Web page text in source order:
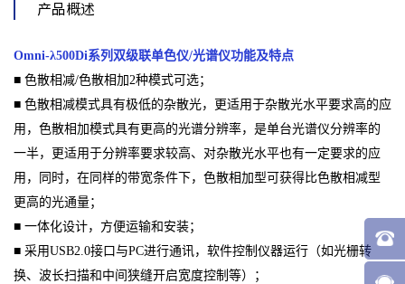
产品概述
Omni-λ500Di系列双级联单色仪/光谱仪功能及特点
■ 色散相减/色散相加2种模式可选；
■ 色散相减模式具有极低的杂散光，更适用于杂散光水平要求高的应
用，色散相加模式具有更高的光谱分辨率，是单台光谱仪分辨率的
一半，更适用于分辨率要求较高、对杂散光水平也有一定要求的应
用，同时，在同样的带宽条件下，色散相加型可获得比色散相减型
更高的光通量；
■ 一体化设计，方便运输和安装；
■ 采用USB2.0接口与PC进行通讯，软件控制仪器运行（如光栅转
换、波长扫描和中间狭缝开启宽度控制等）；